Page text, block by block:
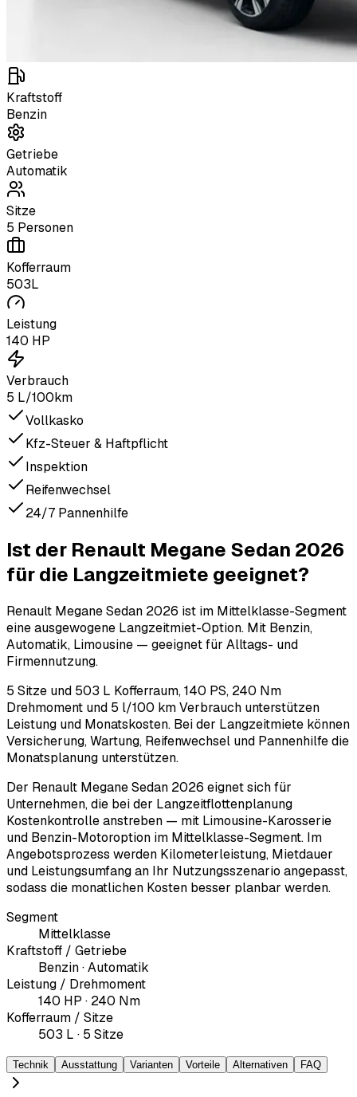
Kraftstoff
Benzin
Getriebe
Automatik
Sitze
5 Personen
Kofferraum
503L
Leistung
140 HP
Verbrauch
5 L/100km
Vollkasko
Kfz-Steuer & Haftpflicht
Inspektion
Reifenwechsel
24/7 Pannenhilfe
Ist der Renault Megane Sedan 2026
für die Langzeitmiete geeignet?
Renault Megane Sedan 2026 ist im Mittelklasse-Segment
eine ausgewogene Langzeitmiet-Option. Mit Benzin,
Automatik, Limousine — geeignet für Alltags- und
Firmennutzung.
5 Sitze und 503 L Kofferraum, 140 PS, 240 Nm
Drehmoment und 5 l/100 km Verbrauch unterstützen
Leistung und Monatskosten. Bei der Langzeitmiete können
Versicherung, Wartung, Reifenwechsel und Pannenhilfe die
Monatsplanung unterstützen.
Der Renault Megane Sedan 2026 eignet sich für
Unternehmen, die bei der Langzeitflottenplanung
Kostenkontrolle anstreben — mit Limousine-Karosserie
und Benzin-Motoroption im Mittelklasse-Segment. Im
Angebotsprozess werden Kilometerleistung, Mietdauer
und Leistungsumfang an Ihr Nutzungsszenario angepasst,
sodass die monatlichen Kosten besser planbar werden.
Segment
Mittelklasse
Kraftstoff / Getriebe
Benzin · Automatik
Leistung / Drehmoment
140 HP · 240 Nm
Kofferraum / Sitze
503 L · 5 Sitze
Technik Ausstattung Varianten Vorteile Alternativen FAQ